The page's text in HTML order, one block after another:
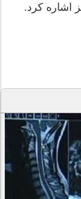
اشاره کرد.